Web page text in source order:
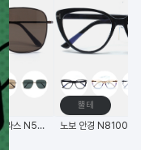
(한국생산) 노보 선글라스 N5006 58사이즈 메탈 사각 선글라스
뿔테